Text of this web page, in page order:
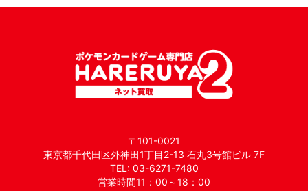
〒101-0021
東京都千代田区外神田1丁目2-13 石丸3号館ビル 7F
TEL: 03-6271-7480
営業時間11：00～18：00